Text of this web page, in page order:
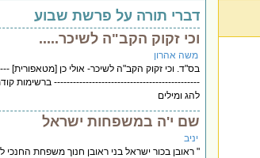
דברי תורה על פרשת שבוע
וכי זקוק הקב"ה לשיכר.....
משה אהרון
בס"ד. וכי זקוק הקב"ה לשיכר- אולי כן [מטאפורית]
---------------------------------------------- ברשימות
להג ומילים
שם י'ה במשפחות ישראל
יניב
" ראובן בכור ישראל בני ראובן חנוך משפחת החנכי